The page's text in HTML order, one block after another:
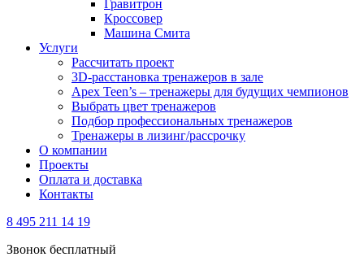
Гравитрон
Кроссовер
Машина Смита
Услуги
Рассчитать проект
3D-расстановка тренажеров в зале
Apex Teen’s – тренажеры для будущих чемпионов
Выбрать цвет тренажеров
Подбор профессиональных тренажеров
Тренажеры в лизинг/рассрочку
О компании
Проекты
Оплата и доставка
Контакты
8 495 211 14 19
Звонок бесплатный